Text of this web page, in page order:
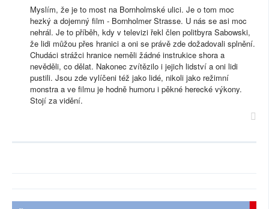
Myslím, že je to most na Bornholmské ulici. Je o tom moc
hezký a dojemný film - Bornholmer Strasse. U nás se asi moc
nehrál. Je to příběh, kdy v televizi řekl člen politbyra Sabowski,
že lidi můžou přes hranici a oni se právě zde dožadovali splnění.
Chudáci strážci hranice neměli žádné instrukice shora a
nevěděli, co dělat. Nakonec zvítězilo i jejich lidství a oni lidi
pustili. Jsou zde vylíčeni též jako lidé, nikoli jako režimní
monstra a ve filmu je hodně humoru i pěkné herecké výkony.
Stojí za vidění.